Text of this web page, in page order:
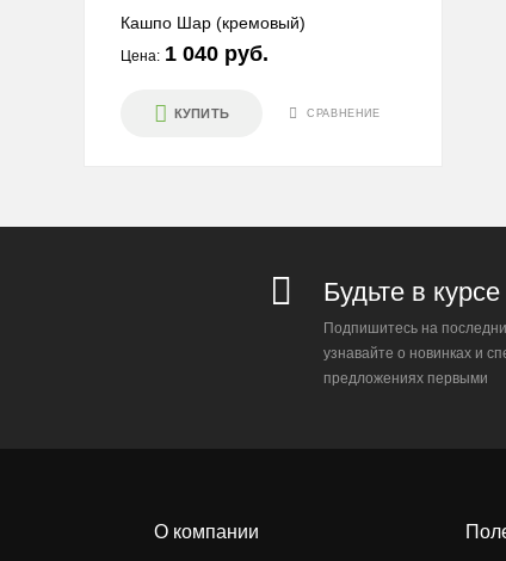
Кашпо Шар (кремовый)
Цена: 1 040 руб.
КУПИТЬ СРАВНЕНИЕ
Будьте в курсе
Подпишитесь на
узнавайте о новинках и
предложениях первыми
О компании